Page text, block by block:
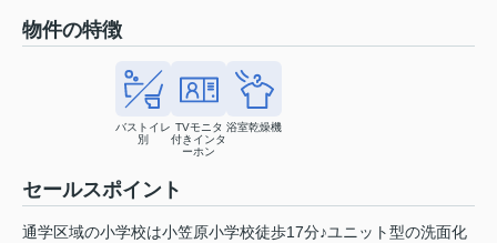
物件の特徴
バストイレ
別
TVモニタ
付きインタ
ーホン
浴室乾燥機
セールスポイント
通学区域の小学校は小笠原小学校徒歩17分♪ユニット型の洗面化